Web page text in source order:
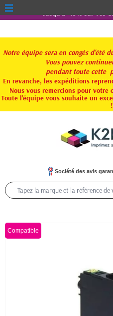
Jusqu'à -15% sur vos
Notre équipe sera en congés d'été
Vous pouvez continuer
pendant toute cette
En revanche, les expéditions
Nous vous remercions pour votre
Toute l'équipe vous souhaite un
!
Société des avis
Compatible